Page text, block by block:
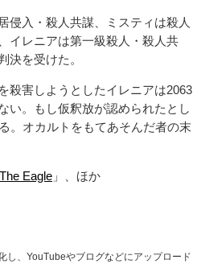
入・殺人共謀、ミスティは殺人
イレニアは第一級殺人・殺人共
決を受けた。
殺害しようとしたイレニアは2063
い。もし仮釈放が認められたとし
。オカルトをもてあそんだ者の末
Eagle 」、ほか
、YouTubeやブログなどにアップロード